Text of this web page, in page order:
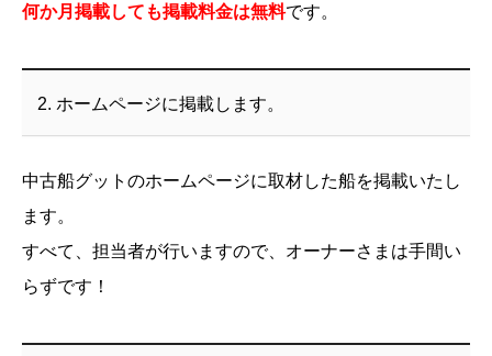
何か月掲載しても掲載料金は無料です。
2. ホームページに掲載します。
中古船グットのホームページに取材した船を掲載いたし
ます。
すべて、担当者が行いますので、オーナーさまは手間い
らずです！